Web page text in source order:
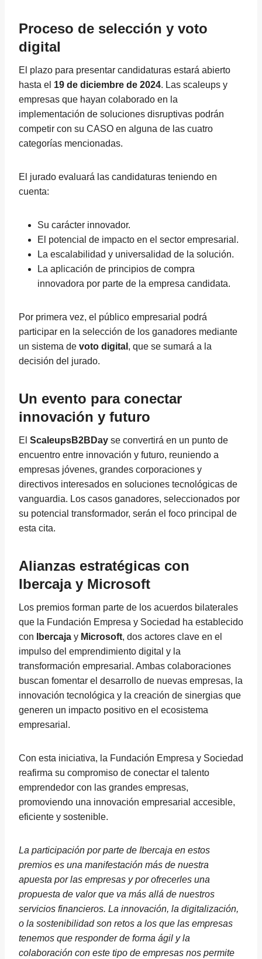
Proceso de selección y voto
digital
El plazo para presentar candidaturas estará abierto
hasta el 19 de diciembre de 2024. Las scaleups y
empresas que hayan colaborado en la
implementación de soluciones disruptivas podrán
competir con su CASO en alguna de las cuatro
categorías mencionadas.
El jurado evaluará las candidaturas teniendo en
cuenta:
Su carácter innovador.
El potencial de impacto en el sector empresarial.
La escalabilidad y universalidad de la solución.
La aplicación de principios de compra
innovadora por parte de la empresa candidata.
Por primera vez, el público empresarial podrá
participar en la selección de los ganadores mediante
un sistema de voto digital , que se sumará a la
decisión del jurado.
Un evento para conectar
innovación y futuro
El ScaleupsB2BDay se convertirá en un punto de
encuentro entre innovación y futuro, reuniendo a
empresas jóvenes, grandes corporaciones y
directivos interesados en soluciones tecnológicas de
vanguardia. Los casos ganadores, seleccionados por
su potencial transformador, serán el foco principal de
esta cita.
Alianzas estratégicas con
Ibercaja y Microsoft
Los premios forman parte de los acuerdos bilaterales
que la Fundación Empresa y Sociedad ha establecido
con
Ibercaja y Microsoft, dos actores clave en el
impulso del emprendimiento digital y la
transformación empresarial. Ambas colaboraciones
buscan fomentar el desarrollo de nuevas empresas, la
innovación tecnológica y la creación de sinergias que
generen un impacto positivo en el ecosistema
empresarial.
Con esta iniciativa, la Fundación Empresa y Sociedad
reafirma su compromiso de conectar el talento
emprendedor con las grandes empresas,
promoviendo una innovación empresarial accesible,
eficiente y sostenible.
La participación por parte de Ibercaja en estos
premios es una manifestación más de nuestra
apuesta por las empresas y por ofrecerles una
propuesta de valor que va más allá de nuestros
servicios financieros. La innovación, la digitalización,
o la sostenibilidad son retos a los que las empresas
tenemos que responder de forma ágil y la
colaboración con este tipo de empresas nos permite